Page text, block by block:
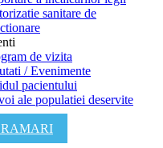
sanitare de
de vizita
/ Evenimente
pacientului
ale populatiei deservite